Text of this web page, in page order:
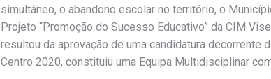
simultâneo, o abandono escolar no território, o
Projeto “Promoção do Sucesso Educativo” da CIM
resultou da aprovação de uma candidatura decorrente
Centro 2020, constituiu uma Equipa Multidisciplinar